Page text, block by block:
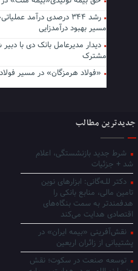
رشد ۳۴۴ درصدی درآمد
مسیر بهبود درآمدزایی
دیدار مدیرعامل بانک دی با
مشترک
«فولاد هرمزگان» در مسیر
جدیدترین مطالب
شرط جدید بازنشستگی، اعلام
شد + جزئیات
دکتر للـه‌گانی: ابزارهای نوین
تامین مالی، منابع بانکی را
هدفمندتر به سمت بنگاه‌های
اقتصادی هدایت می‌کند
نقش‌آفرینی «بیمه ایران» در
پشتیبانی از زائران اربعین
توسعه صنعت در سکوت؛ نقش